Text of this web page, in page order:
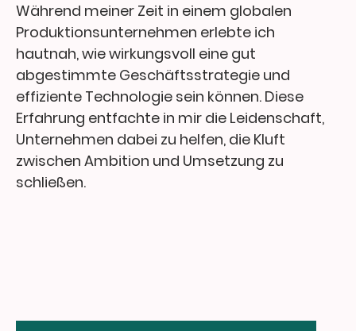
Während meiner Zeit in einem globalen
Produktionsunternehmen erlebte ich
hautnah, wie wirkungsvoll eine gut
abgestimmte Geschäftsstrategie und
effiziente Technologie sein können. Diese
Erfahrung entfachte in mir die Leidenschaft,
Unternehmen dabei zu helfen, die Kluft
zwischen Ambition und Umsetzung zu
schließen.